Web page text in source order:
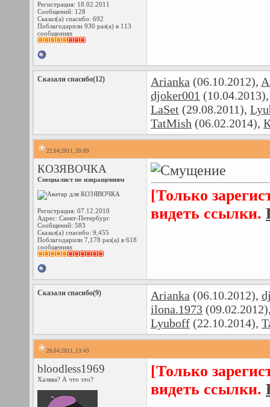
Регистрация: 18.02.2011
Сообщений: 128
Сказал(а) спасибо: 692
Поблагодарили 930 раз(а) в 113
сообщениях
Сказали спасибо(12) Arianka (06.10.2012),
djoker001
LaSet (29.08.2011),
TatMish (06.02.2014),
22.04.2011, 20:09
КОЗЯВОЧКА
Специалист по извращениям
Регистрация: 07.12.2010
Адрес: Санкт-Петербург
Сообщений: 583
Сказал(а) спасибо: 9,455
Поблагодарили 7,178 раз(а) в 618
сообщениях
[Только
видеть ссылки.
Сказали спасибо(9) Arianka (06.10.2012),
ilona.1973
Lyuboff (22.10.2014),
26.04.2011, 13:43
bloodless1969
Халява? А что это?
[Только
видеть ссылки.